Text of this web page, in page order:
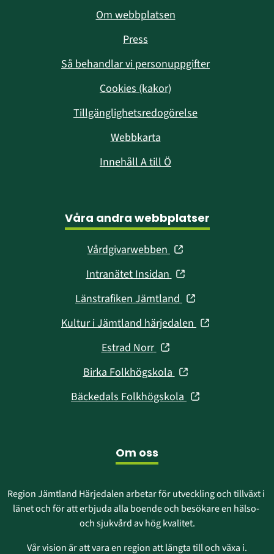
Om webbplatsen
Press
Så behandlar vi personuppgifter
Cookies (kakor)
Tillgänglighetsredogörelse
Webbkarta
Innehåll A till Ö
Våra andra webbplatser
Vårdgivarwebben (öppnas
nytt
fönster)
Intranätet Insidan (öppnas
nytt
fönster)
Länstrafiken Jämtland (öppnas
nytt
Kultur i Jämtland härjedalen (öppnas
Estrad Norr (öppnas
nytt
fönster)
Birka Folkhögskola (öppnas
nytt
Bäckedals Folkhögskola (öppnas
Om oss
Region Jämtland Härjedalen arbetar för utveckling och tillväxt i
länet och för att erbjuda alla boende och besökare en hälso-
och sjukvård av hög kvalitet.
Vår vision är att vara en region att längta till och växa i.